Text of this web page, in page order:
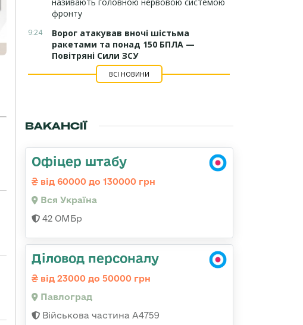
фронту
9:24
Ворог атакував вночі шістьма
ракетами та понад 150 БПЛА —
Повітряні Сили ЗСУ
ВСІ НОВИНИ
ВАКАНСІЇ
Офіцер штабу
від 60000 до 130000 грн
Вся Україна
42 ОМБр
Діловод персоналу
від 23000 до 50000 грн
Павлоград
Військова частина А4759